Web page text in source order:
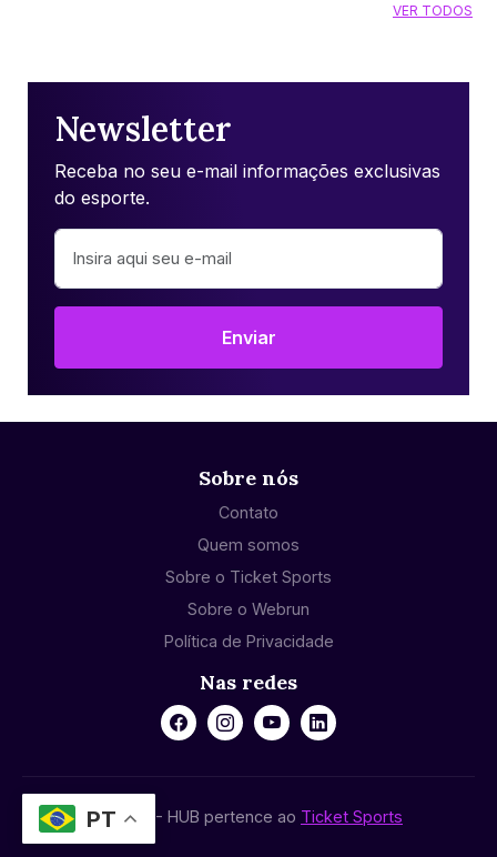
VER TODOS
Newsletter
Receba no seu e-mail informações exclusivas
do esporte.
Enviar
Sobre nós
Contato
Quem somos
Sobre o Ticket Sports
Sobre o Webrun
Política de Privacidade
Nas redes
© 2024 - HUB pertence ao Ticket Sports
PT